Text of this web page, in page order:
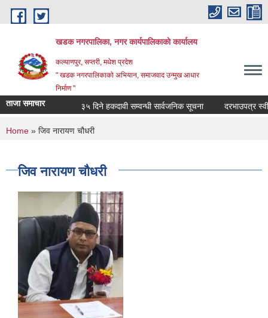
Skip to main content
खडक नगरपालिका, नगर कार्यपालिकाकाे कार्यालय
कल्याणपुर, सप्तरी, मधेश प्रदेश
" खडक नगरपालिकाको अभियान, समाजवाद उन्मुख आधार
निर्माण "
ताजा समाचार ३५ दिने हकदावी सम्वन्धी सार्वजनिक सूचना दरभाउपत्र
You are here
Home » जिव नारायण चौधरी
जिव नारायण चौधरी